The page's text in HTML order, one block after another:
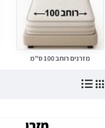
בהחלט. בסוכריה תמצאו גם
האם מזרן בד אלוורה שונה
כן. הבד נעים במיוחד, מסייע
האם אפשר להזמין מזרן
בהחלט. אנו מייצרים מזרנים
מזרנים רוחב 100 ס"מ